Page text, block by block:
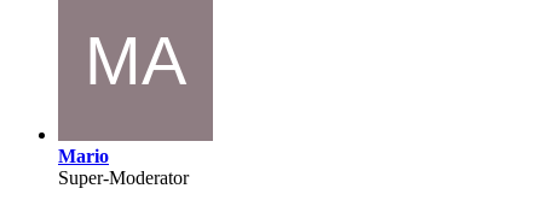
Mario
Super-Moderator